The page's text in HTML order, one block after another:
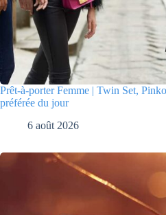
Prêt-à-porter Femme | Twin Set,
préférée du jour
6 août 2026